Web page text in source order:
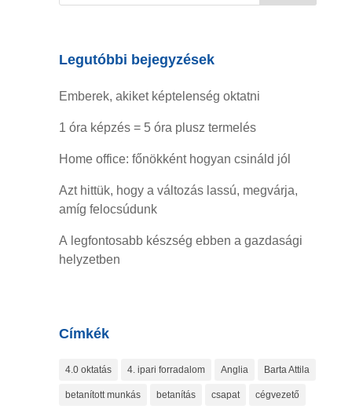
Legutóbbi bejegyzések
Emberek, akiket képtelenség oktatni
1 óra képzés = 5 óra plusz termelés
Home office: főnökként hogyan csináld jól
Azt hittük, hogy a változás lassú, megvárja,
amíg felocsúdunk
A legfontosabb készség ebben a gazdasági
helyzetben
Címkék
4.0 oktatás 4. ipari forradalom Anglia Barta Attila
betanított munkás betanítás csapat cégvezető